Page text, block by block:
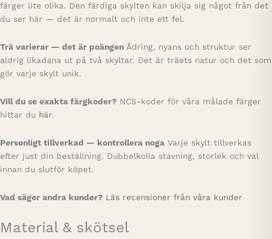
färger lite olika. Den färdiga skylten kan skilja sig något från det
du ser här — det är normalt och inte ett fel.
Trä varierar — det är poängen Ådring, nyans och struktur ser
aldrig likadana ut på två skyltar. Det är träets natur och det som
gör varje skylt unik.
Vill du se exakta färgkoder? NCS-koder för våra målade färger
hittar du här.
Personligt tillverkad — kontrollera noga Varje skylt tillverkas
efter just din beställning. Dubbelkolla stavning, storlek och val
innan du slutför köpet.
Vad säger andra kunder? Läs recensioner från våra kunder
Material & skötsel